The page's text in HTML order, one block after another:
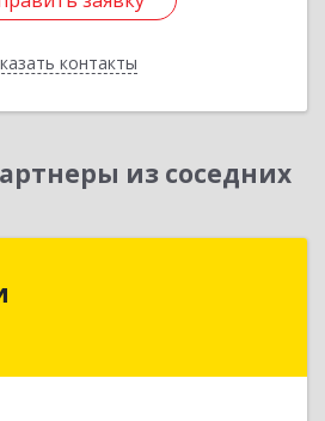
контакты
Назад
из соседних
обл, Братск г, Центральный